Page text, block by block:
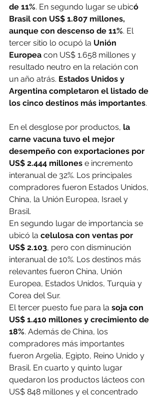
de 11%. En segundo lugar se ubicó
Brasil con US$ 1.807 millones,
aunque con descenso de 11%. El
tercer sitio lo ocupó la Unión
Europea con US$ 1.658 millones y
resultado neutro en la relación con
un año atrás. Estados Unidos y
Argentina completaron el listado de
los cinco destinos más importantes.
En el desglose por productos, la
carne vacuna tuvo el mejor
desempeño con exportaciones por
US$ 2.444 millones e incremento
interanual de 32%. Los principales
compradores fueron Estados Unidos,
China, la Unión Europea, Israel y
Brasil.
En segundo lugar de importancia se
ubicó la celulosa con ventas por
US$ 2.103, pero con disminución
interanual de 10%. Los destinos más
relevantes fueron China, Unión
Europea, Estados Unidos, Turquía y
Corea del Sur.
El tercer puesto fue para la soja con
US$ 1.410 millones y crecimiento de
18%. Además de China, los
compradores más importantes
fueron Argelia, Egipto, Reino Unido y
Brasil. En cuarto y quinto lugar
quedaron los productos lácteos con
US$ 848 millones y el concentrado